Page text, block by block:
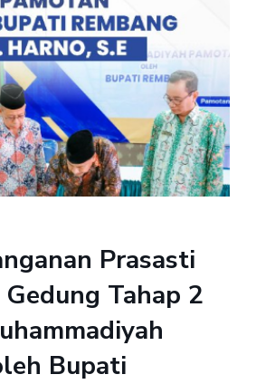
Prasasti
Tahap 2
Bupati